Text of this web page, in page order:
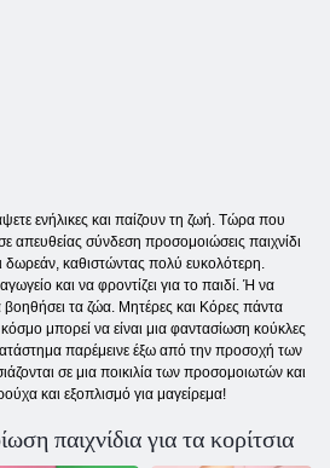
ενήλικες και παίζουν τη ζωή. Τώρα που
απευθείας σύνδεση προσομοιώσεις παιχνίδι
δωρεάν, καθιστώντας πολύ ευκολότερη.
και να φροντίζει για το παιδί. Ή να
τα ζώα. Μητέρες και Κόρες πάντα
κόσμο μπορεί να είναι μια φαντασίωση κούκλες
παρέμεινε έξω από την προσοχή των
σε μια ποικιλία των προσομοιωτών και
και εξοπλισμό για μαγείρεμα!
παιχνίδια για τα κορίτσια